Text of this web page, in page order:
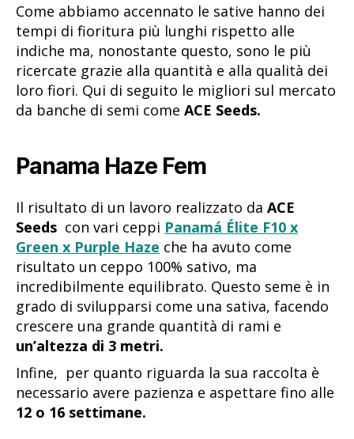
Come abbiamo accennato le sative hanno dei
tempi di fioritura più lunghi rispetto alle
indiche ma, nonostante questo, sono le più
ricercate grazie alla quantità e alla qualità dei
loro fiori. Qui di seguito le migliori sul mercato
da banche di semi come ACE Seeds.
Panama Haze Fem
Il risultato di un lavoro realizzato da ACE
Seeds con vari ceppi Panamá Élite F10 x
Green x Purple Haze che ha avuto come
risultato un ceppo 100% sativo, ma
incredibilmente equilibrato. Questo seme è in
grado di svilupparsi come una sativa, facendo
crescere una grande quantità di rami e
un’altezza di 3 metri.
Infine, per quanto riguarda la sua raccolta è
necessario avere pazienza e aspettare fino alle
12 o 16 settimane.